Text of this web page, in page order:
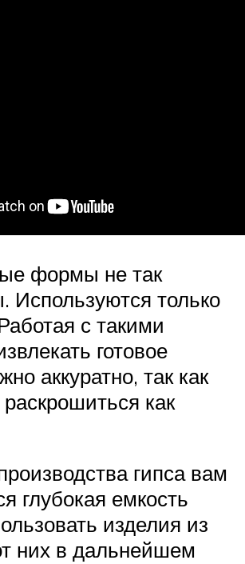
формы не так
Используются только
с такими
готовое
аккуратно, так как
как
гипса вам
глубокая емкость
изделия из
них в дальнейшем